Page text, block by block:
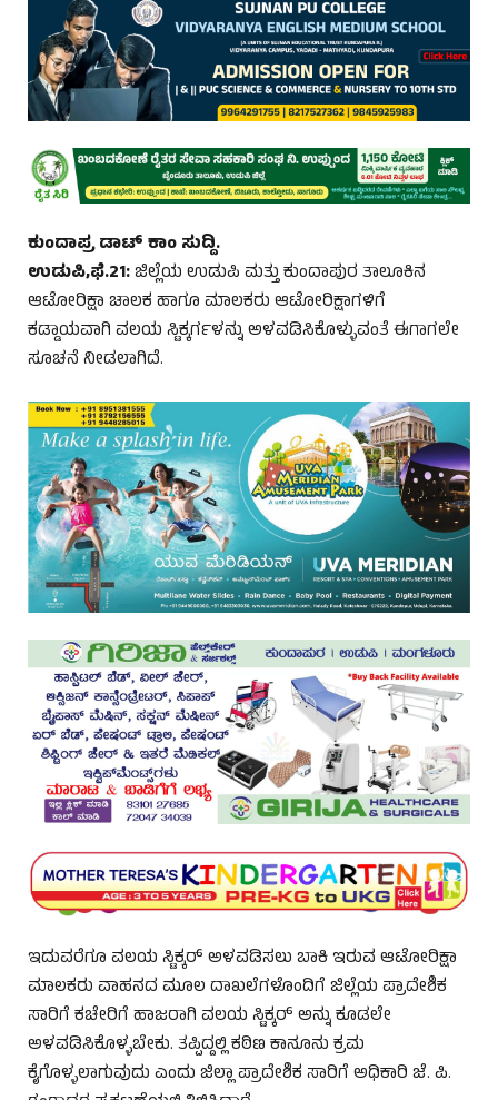
ಕುಂದಾಪ್ರ ಡಾಟ್ ಕಾಂ ಸುದ್ದಿ.
ಉಡುಪಿ,ಫೆ.21:ಜಿಲ್ಲೆಯ ಉಡುಪಿ ಮತ್ತು ಕುಂದಾಪುರ ತಾಲೂಕಿನ
ಆಟೋರಿಕ್ಷಾ ಚಾಲಕ ಹಾಗೂ ಮಾಲಕರು ಆಟೋರಿಕ್ಷಾಗಳಿಗೆ
ಕಡ್ಡಾಯವಾಗಿ ವಲಯ ಸ್ಟಿಕ್ಕರ್ಗಳನ್ನು ಅಳವಡಿಸಿಕೊಳ್ಳುವಂತೆ ಈಗಾಗಲೇ
ಸೂಚನೆ ನೀಡಲಾಗಿದೆ.
ಇದುವರೆಗೂ ವಲಯ ಸ್ಟಿಕ್ಕರ್ ಅಳವಡಿಸಲು ಬಾಕಿ ಇರುವ ಆಟೋರಿಕ್ಷಾ
ಮಾಲಕರು ವಾಹನದ ಮೂಲ ದಾಖಲೆಗಳೊಂದಿಗೆ ಜಿಲ್ಲೆಯ ಪ್ರಾದೇಶಿಕ
ಸಾರಿಗೆ ಕಚೇರಿಗೆ ಹಾಜರಾಗಿ ವಲಯ ಸ್ಟಿಕ್ಕರ್ ಅನ್ನು ಕೂಡಲೇ
ಅಳವಡಿಸಿಕೊಳ್ಳಬೇಕು. ತಪ್ಪಿದ್ದಲ್ಲಿ ಕಠಿಣ ಕಾನೂನು ಕ್ರಮ
ಕೈಗೊಳ್ಳಲಾಗುವುದು ಎಂದು ಜಿಲ್ಲಾ ಪ್ರಾದೇಶಿಕ ಸಾರಿಗೆ ಅಧಿಕಾರಿ ಜೆ. ಪಿ.